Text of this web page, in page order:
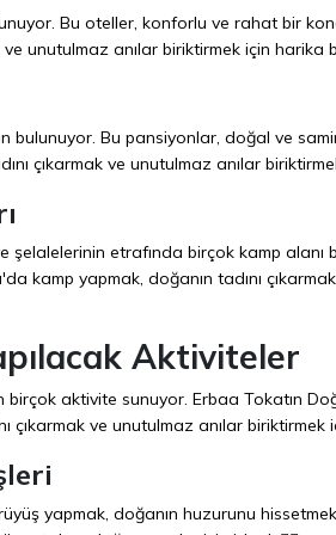
Bu oteller, konforlu ve rahat bir
ve unutulmaz anılar biriktirmek için harika
bulunuyor. Bu pansiyonlar, doğal ve
çıkarmak ve unutulmaz anılar
şelalelerinin etrafında birçok kamp
kamp yapmak, doğanın tadını
Aktiviteler
aktivite sunuyor. Erbaa Tokatın
çıkarmak ve unutulmaz anılar
yapmak, doğanın huzurunu